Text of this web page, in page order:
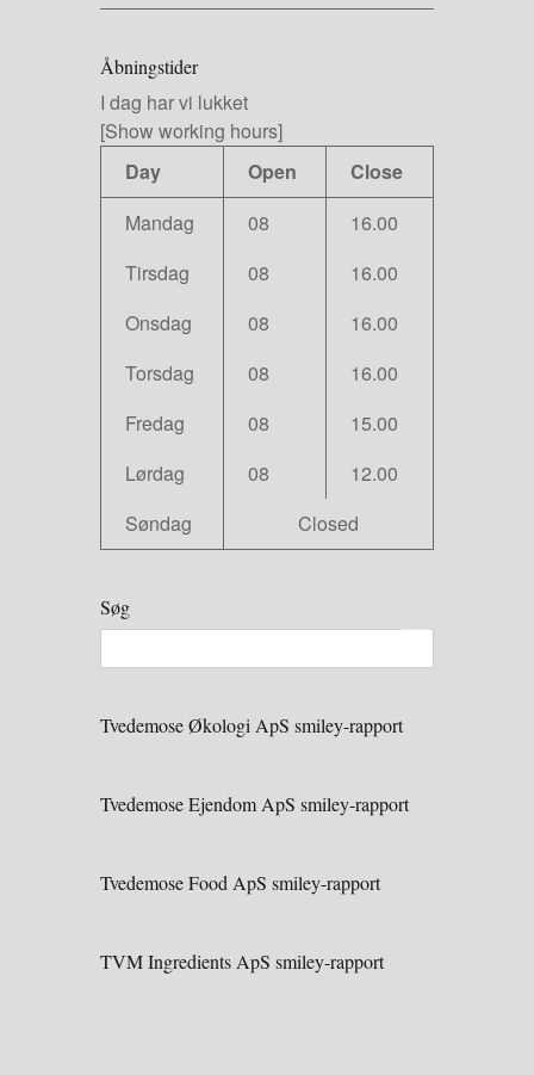
Åbningstider
I dag har vi lukket
[Show working hours]
Day
Open
Close
Mandag
08
16.00
Tirsdag
08
16.00
Onsdag
08
16.00
Torsdag
08
16.00
Fredag
08
15.00
Lørdag
08
12.00
Søndag
Closed
Søg
Tvedemose Økologi ApS smiley-rapport
Tvedemose Ejendom ApS smiley-rapport
Tvedemose Food ApS smiley-rapport
TVM Ingredients ApS smiley-rapport